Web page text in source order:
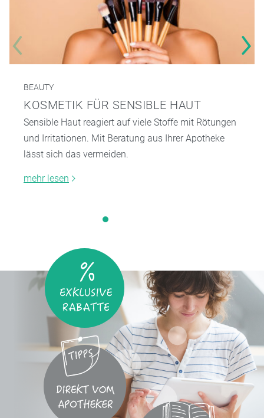
BEAUTY
KOSMETIK FÜR SENSIBLE HAUT
Sensible Haut reagiert auf viele Stoffe mit Rötungen
und Irritationen. Mit Beratung aus Ihrer Apotheke
lässt sich das vermeiden.
mehr lesen